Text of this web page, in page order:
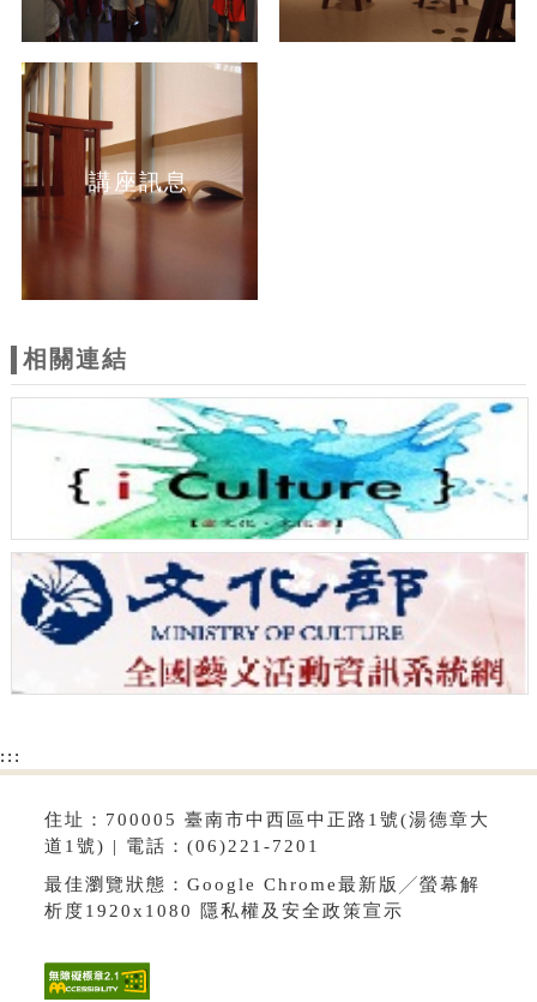
講座訊息
相關連結
:::
住址：700005 臺南市中西區中正路1號(湯德章大
道1號) | 電話：(06)221-7201
最佳瀏覽狀態：Google Chrome最新版╱螢幕解
析度1920x1080 隱私權及安全政策宣示